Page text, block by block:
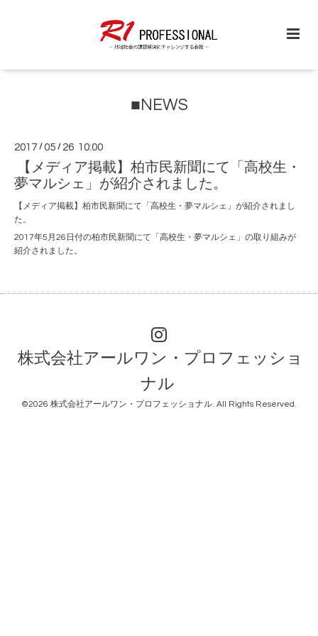
■NEWS
2017 /05 / 26 10:00
【メディア掲載】柏市民新聞にて「高校生・
夢マルシェ」が紹介されました。
【メディア掲載】柏市民新聞にて「高校生・夢マルシェ」が紹介されまし
た。
2017年5月26日付の柏市民新聞にて「高校生・夢マルシェ」の取り組みが
紹介されました。
株式会社アールワン・プロフェッショ
ナル
©2026 株式会社アールワン・プロフェッショナル. All Rights Reserved.